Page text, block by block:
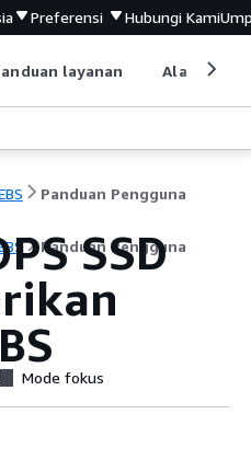
Preferensi Hubungi Kami
layanan Alat
Panduan Pengguna
Panduan Pengguna
SSD
Mode fokus